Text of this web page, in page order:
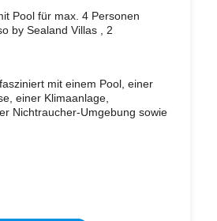
Pool für max. 4 Personen
by Sealand Villas , 2
mit einem Pool, einer
einer Klimaanlage,
Nichtraucher-Umgebung sowie